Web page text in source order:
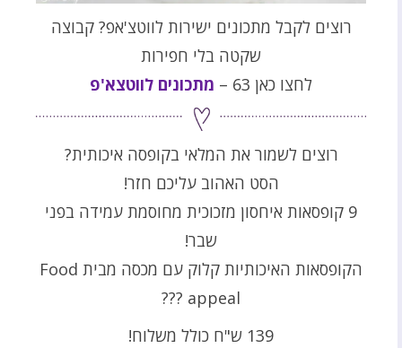
רוצים לקבל מתכונים ישירות לווטצ'אפ? קבוצה
שקטה בלי חפירות
לחצו כאן 63 –
מתכונים לווטצא'פ
רוצים לשמור את המלאי בקופסה איכותית?
הסט האהוב עליכם חזר!
9 קופסאות איחסון מזכוכית מחוסמת עמידה בפני
שבר!
הקופסאות האיכותיות קלוק עם מכסה מבית Food
appeal ?‍??
139 ש"ח כולל משלוח!